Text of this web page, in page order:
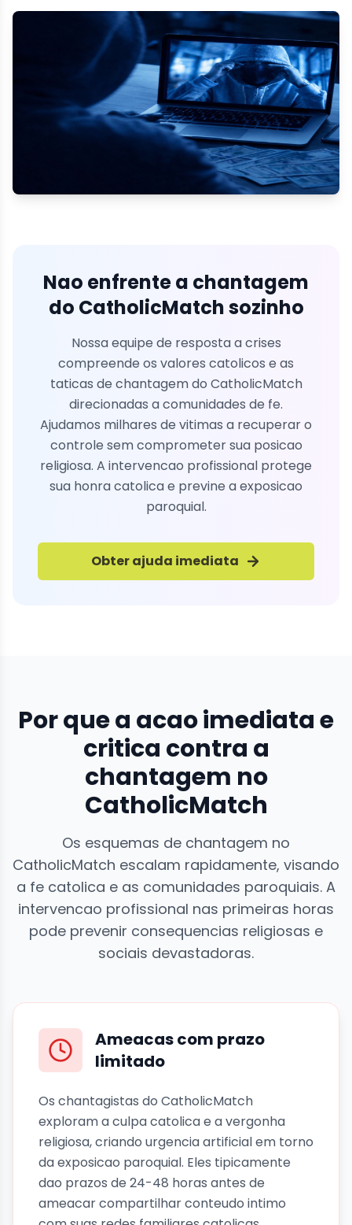
Nao enfrente a chantagem
do CatholicMatch sozinho
Nossa equipe de resposta a crises
compreende os valores catolicos e as
taticas de chantagem do CatholicMatch
direcionadas a comunidades de fe.
Ajudamos milhares de vitimas a recuperar o
controle sem comprometer sua posicao
religiosa. A intervencao profissional protege
sua honra catolica e previne a exposicao
paroquial.
Obter ajuda imediata
Por que a acao imediata e
critica contra a
chantagem no
CatholicMatch
Os esquemas de chantagem no
CatholicMatch escalam rapidamente, visando
a fe catolica e as comunidades paroquiais. A
intervencao profissional nas primeiras horas
pode prevenir consequencias religiosas e
sociais devastadoras.
Ameacas com prazo
limitado
Os chantagistas do CatholicMatch
exploram a culpa catolica e a vergonha
religiosa, criando urgencia artificial em torno
da exposicao paroquial. Eles tipicamente
dao prazos de 24-48 horas antes de
ameacar compartilhar conteudo intimo